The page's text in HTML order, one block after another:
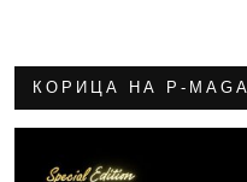
КОРИЦА НА P-